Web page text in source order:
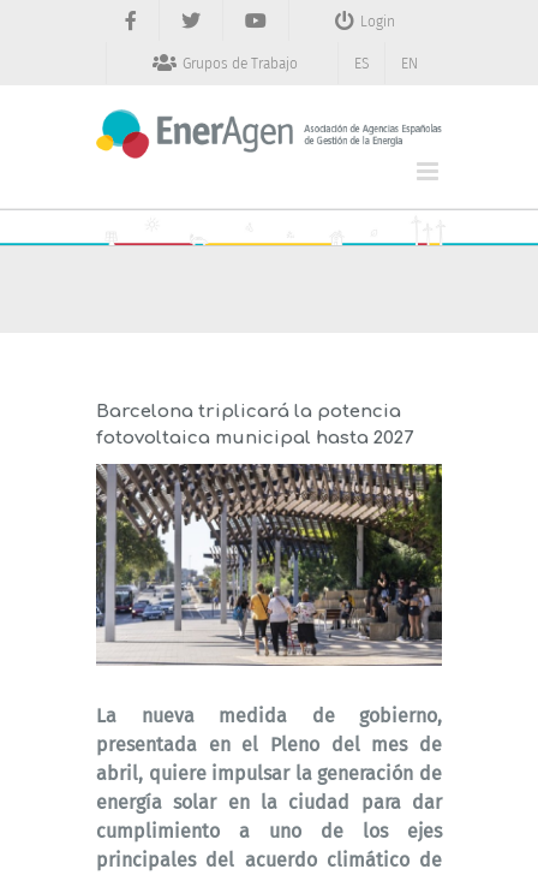
Login
Grupos de Trabajo ES EN
Barcelona triplicará la potencia
fotovoltaica municipal hasta 2027
La nueva medida de gobierno,
presentada en el Pleno del mes de
abril, quiere impulsar la generación de
energía solar en la ciudad para dar
cumplimiento a uno de los ejes
principales del acuerdo climático de